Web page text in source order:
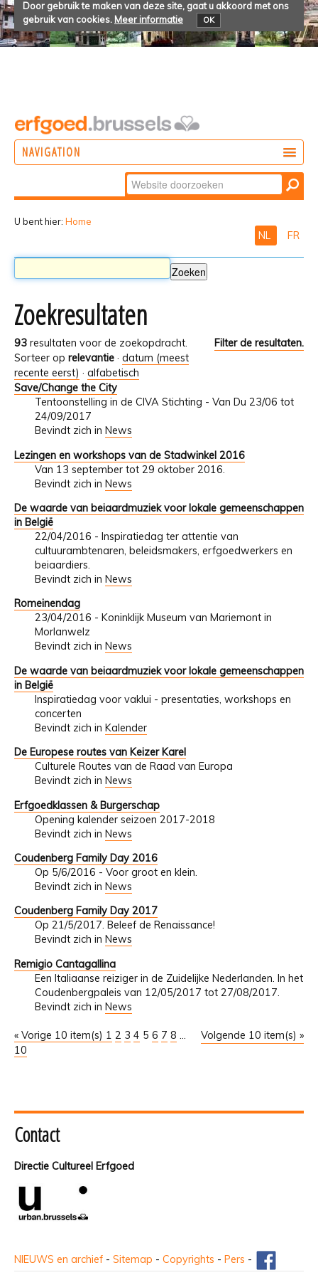
Door gebruik te maken van deze site, gaat u akkoord met ons
gebruik van cookies. Meer informatie OK
NAVIGATION
Zoek
Geavanceerd
U bent hier: Home
NL FR
Zoekresultaten
93 resultaten voor de zoekopdracht.
Filter de resultaten.
Sorteer op relevantie · datum (meest
recente eerst) · alfabetisch
Save/Change the City
Tentoonstelling in de CIVA Stichting - Van Du 23/06 tot
24/09/2017
Bevindt zich in News
Lezingen en workshops van de Stadwinkel 2016
Van 13 september tot 29 oktober 2016.
Bevindt zich in News
De waarde van beiaardmuziek voor lokale gemeenschappen
in België
22/04/2016 - Inspiratiedag ter attentie van
cultuurambtenaren, beleidsmakers, erfgoedwerkers en
beiaardiers.
Bevindt zich in News
Romeinendag
23/04/2016 - Koninklijk Museum van Mariemont in
Morlanwelz
Bevindt zich in News
De waarde van beiaardmuziek voor lokale gemeenschappen
in België
Inspiratiedag voor vaklui - presentaties, workshops en
concerten
Bevindt zich in Kalender
De Europese routes van Keizer Karel
Culturele Routes van de Raad van Europa
Bevindt zich in News
Erfgoedklassen & Burgerschap
Opening kalender seizoen 2017-2018
Bevindt zich in News
Coudenberg Family Day 2016
Op 5/6/2016 - Voor groot en klein.
Bevindt zich in News
Coudenberg Family Day 2017
Op 21/5/2017. Beleef de Renaissance!
Bevindt zich in News
Remigio Cantagallina
Een Italiaanse reiziger in de Zuidelijke Nederlanden. In het
Coudenbergpaleis van 12/05/2017 tot 27/08/2017.
Bevindt zich in News
« Vorige 10 item(s) Volgende 10 item(s) »
1 2 3 4 5 6 7 8 ...
10
Contact
Directie Cultureel Erfgoed
NIEUWS en archief - Sitemap - Copyrights - Pers -